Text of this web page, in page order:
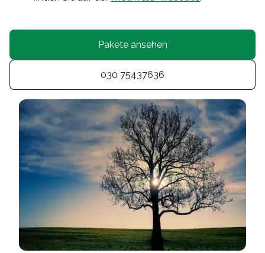
Pakete ansehen
030 75437636